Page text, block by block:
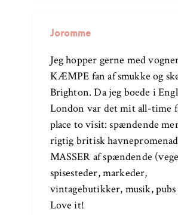
Joromme
Jeg hopper gerne med
KÆMPE fan af smukke og
Brighton. Da jeg boede i
London var det mit all-time
place to visit: spændende
rigtig britisk
MASSER af spændende
spisesteder, markeder,
vintagebutikker, musik, pubs
Love it!